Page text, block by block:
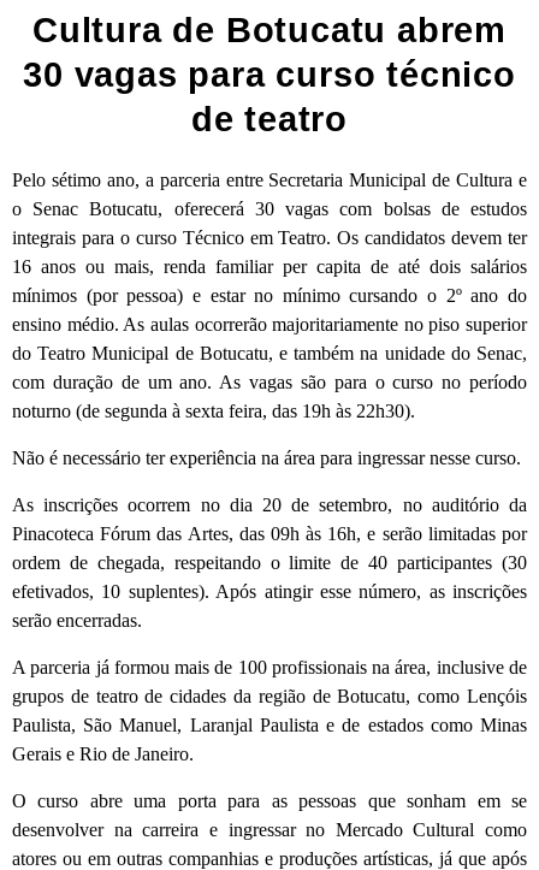
Cultura de Botucatu abrem
30 vagas para curso técnico
de teatro
Pelo sétimo ano, a parceria entre Secretaria Municipal de Cultura e
o Senac Botucatu, oferecerá 30 vagas com bolsas de estudos
integrais para o curso Técnico em Teatro. Os candidatos devem ter
16 anos ou mais, renda familiar per capita de até dois salários
mínimos (por pessoa) e estar no mínimo cursando o 2º ano do
ensino médio. As aulas ocorrerão majoritariamente no piso superior
do Teatro Municipal de Botucatu, e também na unidade do Senac,
com duração de um ano. As vagas são para o curso no período
noturno (de segunda à sexta feira, das 19h às 22h30).
Não é necessário ter experiência na área para ingressar nesse curso.
As inscrições ocorrem no dia 20 de setembro, no auditório da
Pinacoteca Fórum das Artes, das 09h às 16h, e serão limitadas por
ordem de chegada, respeitando o limite de 40 participantes (30
efetivados, 10 suplentes). Após atingir esse número, as inscrições
serão encerradas.
A parceria já formou mais de 100 profissionais na área, inclusive de
grupos de teatro de cidades da região de Botucatu, como Lençóis
Paulista, São Manuel, Laranjal Paulista e de estados como Minas
Gerais e Rio de Janeiro.
O curso abre uma porta para as pessoas que sonham em se
desenvolver na carreira e ingressar no Mercado Cultural como
atores ou em outras companhias e produções artísticas, já que após